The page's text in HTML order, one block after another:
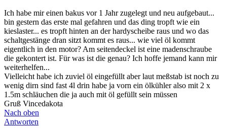
Ich habe mir einen bakus vor 1 Jahr zugelegt und neu aufgebaut...
bin gestern das erste mal gefahren und das ding tropft wie ein
kieslaster... es tropft hinten an der hardyscheibe raus und wo das
schaltgestänge dran sitzt kommt es raus... wie viel öl kommt
eigentlich in den motor? Am seitendeckel ist eine madenschraube
die gekontert ist. Für was ist die genau? Ich hoffe jemand kann mir
weiterhelfen...
Vielleicht habe ich zuviel öl eingefüllt aber laut meßstab ist noch zu
wenig dirn sind fast 4l drin habe ja vorn ein ölkühler also mit 2 x
1.5m schläuchen die ja auch mit öl gefüllt sein müssen
Gruß Vincedakota
Nach oben
Antworten